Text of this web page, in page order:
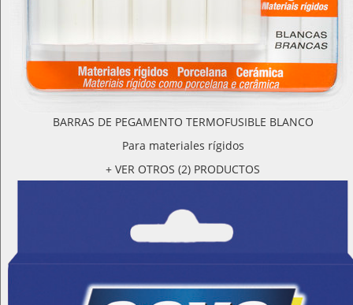
BARRAS DE PEGAMENTO TERMOFUSIBLE BLANCO
Para materiales rígidos
+ VER OTROS (2) PRODUCTOS